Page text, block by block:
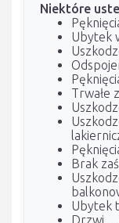
Niektóre
Ubytek
Trwałe
Brak
Ubytek
Drzwi